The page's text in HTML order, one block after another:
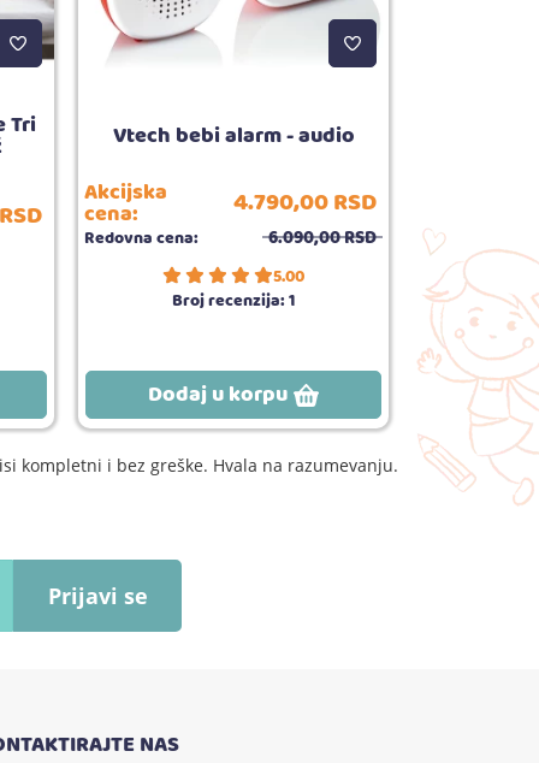
Tri
RSD
Vtech bebi alarm - audio
Akcijska
cena: 4.790,00RSD
Redovna cena: 6.090,00RSD
5.00
Broj recenzija:1
Dodaj u korpu
Redovna cena:
kompletni i bez greške. Hvala na razumevanju.
Prijavi se
NAS